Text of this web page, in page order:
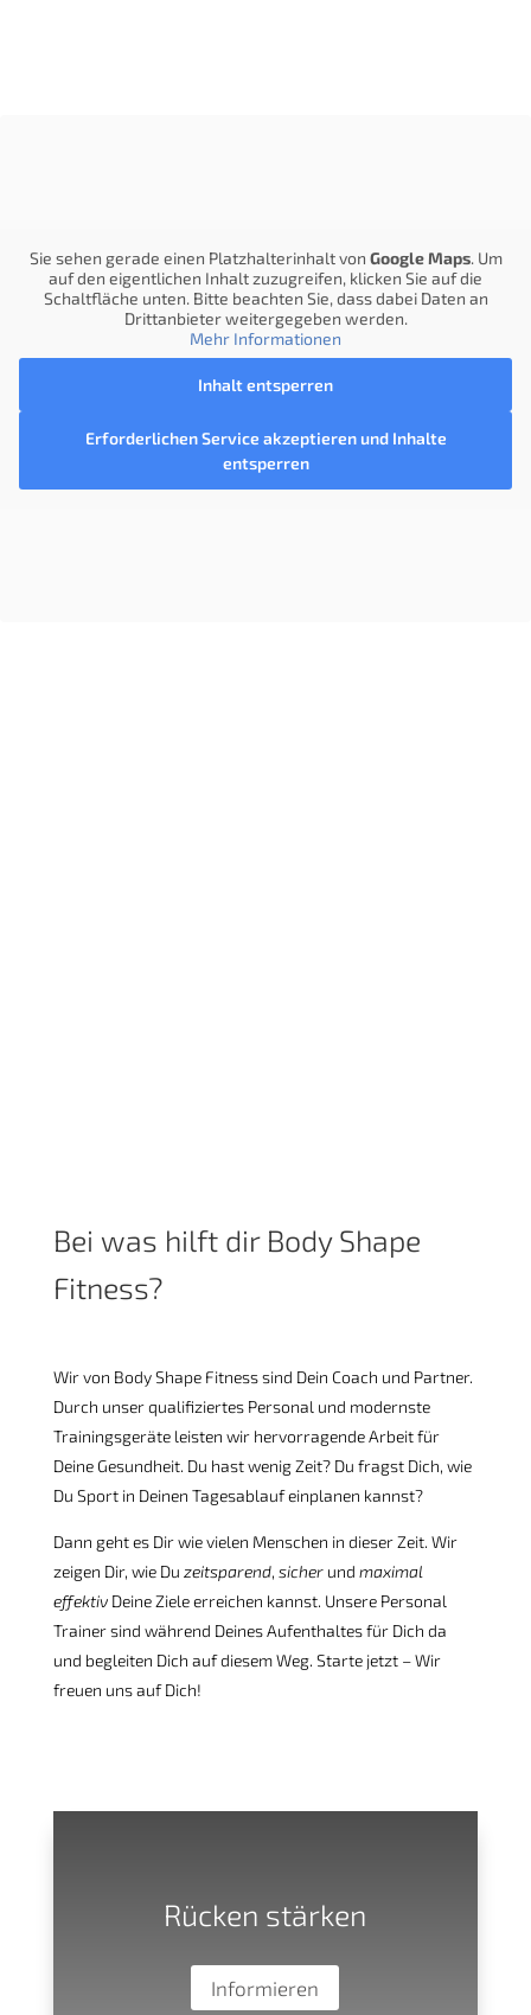
Sie sehen gerade einen Platzhalterinhalt von Google Maps. Um
auf den eigentlichen Inhalt zuzugreifen, klicken Sie auf die
Schaltfläche unten. Bitte beachten Sie, dass dabei Daten an
Drittanbieter weitergegeben werden.
Mehr Informationen
Inhalt entsperren
Erforderlichen Service akzeptieren und Inhalte
entsperren
Bei was hilft dir Body Shape
Fitness?
Wir von Body Shape Fitness sind Dein Coach und Partner.
Durch unser qualifiziertes Personal und modernste
Trainingsgeräte leisten wir hervorragende Arbeit für
Deine Gesundheit. Du hast wenig Zeit? Du fragst Dich, wie
Du Sport in Deinen Tagesablauf einplanen kannst?
Dann geht es Dir wie vielen Menschen in dieser Zeit. Wir
zeigen Dir, wie Du zeitsparend, sicherund maximal
effektivDeine Ziele erreichen kannst. Unsere Personal
Trainer sind während Deines Aufenthaltes für Dich da
und begleiten Dich auf diesem Weg. Starte jetzt – Wir
freuen uns auf Dich!
Rücken stärken
Informieren